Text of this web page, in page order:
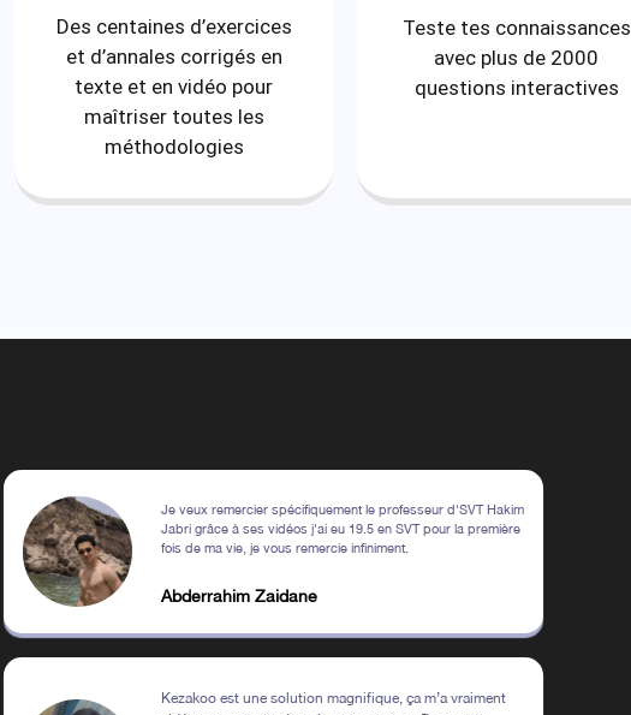
Des centaines d’exercices
et d’annales corrigés en
texte et en vidéo pour
maîtriser toutes les
méthodologies
Teste tes connaissances
avec plus de 2000
questions interactives
Je veux remercier spécifiquement le professeur d'SVT Hakim
Jabri grâce à ses vidéos j'ai eu 19.5 en SVT pour la première
fois de ma vie, je vous remercie infiniment.
Abderrahim Zaidane
Kezakoo est une solution magnifique, ça m’a vraiment